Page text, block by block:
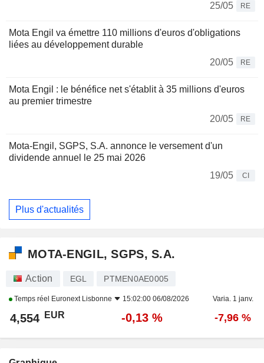
25/05
RE
Mota Engil va émettre 110 millions d'euros d'obligations
liées au développement durable
20/05
RE
Mota Engil : le bénéfice net s'établit à 35 millions d'euros
au premier trimestre
20/05
RE
Mota-Engil, SGPS, S.A. annonce le versement d'un
dividende annuel le 25 mai 2026
19/05
CI
Plus d'actualités
MOTA-ENGIL, SGPS, S.A.
Action EGL PTMEN0AE0005
Temps réel Euronext Lisbonne 15:02:00 06/08/2026 Varia. 1 janv.
4,554 EUR -0,13 % -7,96 %